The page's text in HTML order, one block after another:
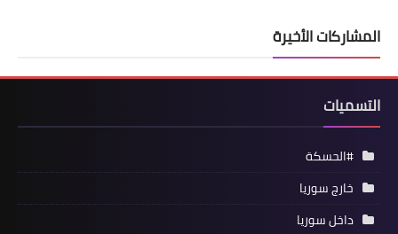
المشاركات الأخيرة
التسميات
#الحسكة
خارج سوريا
داخل سوريا